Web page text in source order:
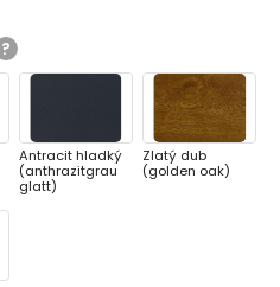
Antracit hladký
(anthrazitgrau
glatt)
Zlatý dub
(golden oak)